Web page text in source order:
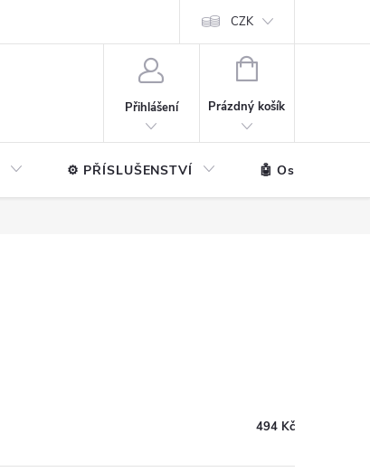
CZK
Přihlášení
NÁKUPNÍ
Prázdný košík
⚙️ PŘÍSLUŠENSTVÍ 🤖 Ostatní
494 Kč